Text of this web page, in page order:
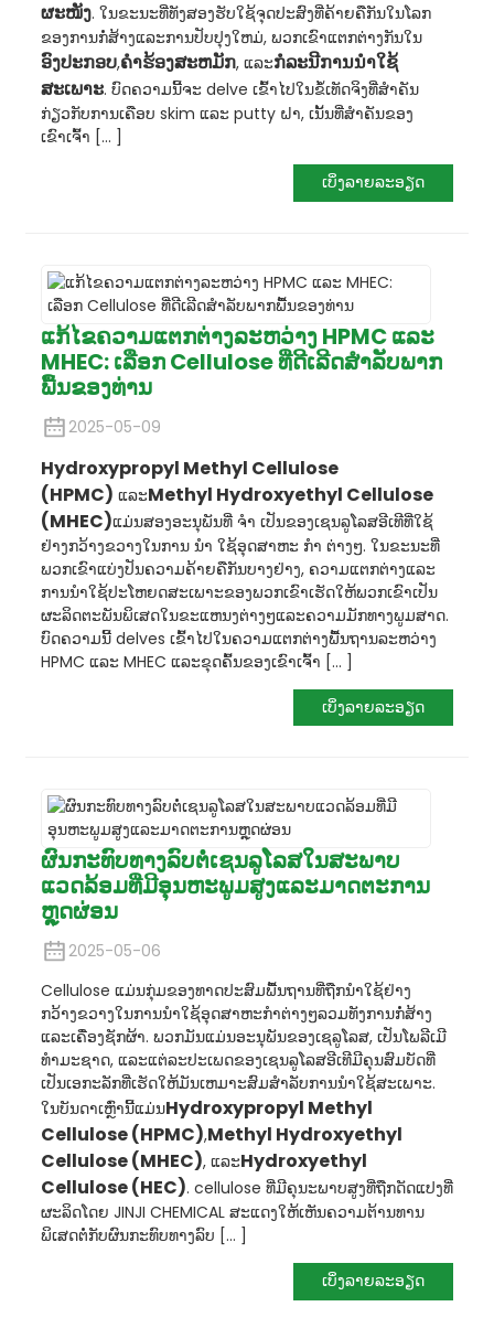
ຜະໜັງ. ໃນຂະນະທີ່ທັງສອງຮັບໃຊ້ຈຸດປະສົງທີ່ຄ້າຍຄືກັນໃນໂລກ
ຂອງການກໍ່ສ້າງແລະການປັບປຸງໃຫມ່, ພວກເຂົາແຕກຕ່າງກັນໃນ
ອົງປະກອບ,ຄໍາຮ້ອງສະຫມັກ, ແລະກໍລະນີການນໍາໃຊ້
ສະເພາະ. ບົດຄວາມນີ້ຈະ delve ເຂົ້າໄປໃນຂໍ້ເທັດຈິງທີ່ສໍາຄັນ
ກ່ຽວກັບການເຄືອບ skim ແລະ putty ຝາ, ເນັ້ນທີ່ສໍາຄັນຂອງ
ເຂົາເຈົ້າ [... ]
ເບິ່ງລາຍລະອຽດ
ແກ້​ໄຂ​ຄວາມ​ແຕກ​ຕ່າງ​ລະ​ຫວ່າງ HPMC ແລະ
MHEC: ເລືອກ Cellulose ທີ່​ດີ​ເລີດ​ສໍາ​ລັບ​ພາກ​
ພື້ນ​ຂອງ​ທ່ານ
2025-05-09
Hydroxypropyl Methyl Cellulose
(HPMC) ແລະMethyl Hydroxyethyl Cellulose
(MHEC)ແມ່ນສອງອະນຸພັນທີ່ ຈຳ ເປັນຂອງເຊນລູໂລສອີເທີທີ່ໃຊ້
ຢ່າງກວ້າງຂວາງໃນການ ນຳ ໃຊ້ອຸດສາຫະ ກຳ ຕ່າງໆ. ໃນຂະນະທີ່
ພວກເຂົາແບ່ງປັນຄວາມຄ້າຍຄືກັນບາງຢ່າງ, ຄວາມແຕກຕ່າງແລະ
ການນໍາໃຊ້ປະໂຫຍດສະເພາະຂອງພວກເຂົາເຮັດໃຫ້ພວກເຂົາເປັນ
ຜະລິດຕະພັນພິເສດໃນຂະແຫນງຕ່າງໆແລະຄວາມມັກທາງພູມສາດ.
ບົດຄວາມນີ້ delves ເຂົ້າໄປໃນຄວາມແຕກຕ່າງພື້ນຖານລະຫວ່າງ
HPMC ແລະ MHEC ແລະຂຸດຄົ້ນຂອງເຂົາເຈົ້າ [... ]
ເບິ່ງລາຍລະອຽດ
ຜົນກະທົບທາງລົບຕໍ່ເຊນລູໂລສໃນສະພາບ
ແວດລ້ອມທີ່ມີອຸນຫະພູມສູງແລະມາດຕະການ
ຫຼຸດຜ່ອນ
2025-05-06
Cellulose ແມ່ນກຸ່ມຂອງທາດປະສົມພື້ນຖານທີ່ຖືກນໍາໃຊ້ຢ່າງ
ກວ້າງຂວາງໃນການນໍາໃຊ້ອຸດສາຫະກໍາຕ່າງໆລວມທັງການກໍ່ສ້າງ
ແລະເຄື່ອງຊັກຜ້າ. ພວກມັນແມ່ນອະນຸພັນຂອງເຊລູໂລສ, ເປັນໂພລີເມີ
ທໍາມະຊາດ, ແລະແຕ່ລະປະເພດຂອງເຊນລູໂລສອີເທີມີຄຸນສົມບັດທີ່
ເປັນເອກະລັກທີ່ເຮັດໃຫ້ມັນເຫມາະສົມສໍາລັບການນໍາໃຊ້ສະເພາະ.
ໃນບັນດາເຫຼົ່ານີ້ແມ່ນHydroxypropyl Methyl
Cellulose (HPMC),Methyl Hydroxyethyl
Cellulose (MHEC), ແລະHydroxyethyl
Cellulose (HEC). cellulose ທີ່ມີຄຸນະພາບສູງທີ່ຖືກດັດແປງທີ່
ຜະລິດໂດຍ JINJI CHEMICAL ສະແດງໃຫ້ເຫັນຄວາມຕ້ານທານ
ພິເສດຕໍ່ກັບຜົນກະທົບທາງລົບ [... ]
ເບິ່ງລາຍລະອຽດ